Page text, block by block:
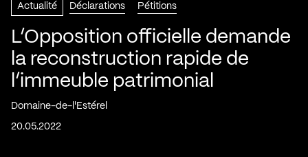
Actualité Déclarations Pétitions
L’Opposition officielle demande
la reconstruction rapide de
l’immeuble patrimonial
Domaine-de-l'Estérel
20.05.2022